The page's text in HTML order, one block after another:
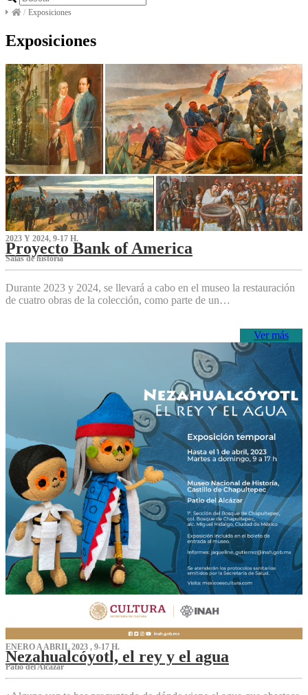
/ Exposiciones
Exposiciones
2023 Y 2024, 9-17 H.
Proyecto Bank of America
S‌alas de historia
Durante 2023 y 2024, se llevará a cabo en el museo la restauración
de cuatro obras de la colección, como parte de un…
Ver más
ENERO A ABRIL 2023 , 9-17 H.
Nezahualcóyotl, el rey y el agua
Patio del Alcázar